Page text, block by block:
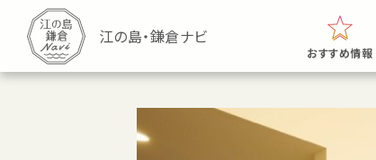
おすすめ情報